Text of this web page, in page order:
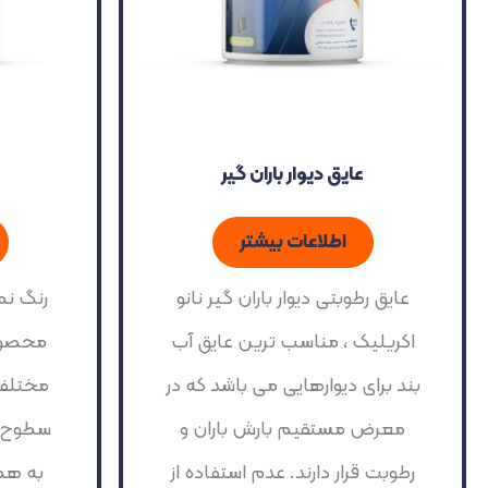
عایق دیوار باران گیر
اطلاعات بیشتر
عایق رطوبتی دیوار باران گیر نانو
اکریلیک ، مناسب ترین عایق آب
بند برای دیوارهایی می باشد که در
معرض مستقیم بارش باران و
رطوبت قرار دارند. عدم استفاده از
رنگ
سطوح